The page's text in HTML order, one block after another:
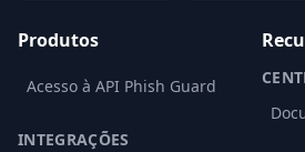
Produtos
Acesso à API Phish Guard
INTEGRAÇÕES